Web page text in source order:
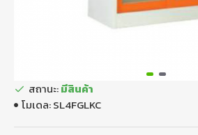
สถานะ:มีสินค้า
โมเดล:SL4FGLKC